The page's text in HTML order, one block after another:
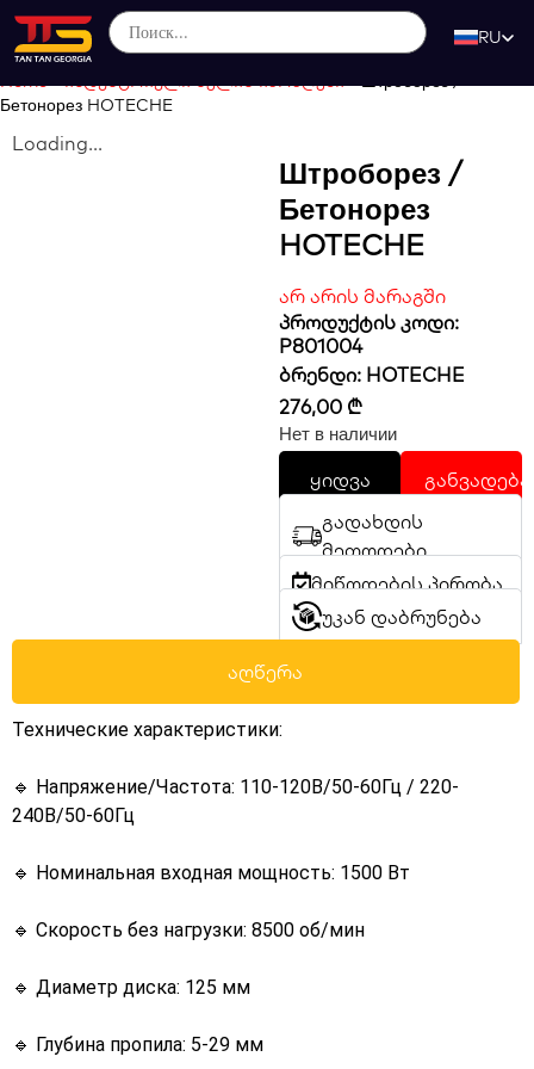
RU
Бетонорез HOTECHE
Loading...
Штроборез /
Бетонорез
HOTECHE
არ არის მარაგში
პროდუქტის კოდი:
P801004
ბრენდი: HOTECHE
276,00 ₾
Нет в наличии
ყიდვა
განვადება
გადახდის
მეთოდები
მიწოდების პირობა
უკან დაბრუნება
აღწერა
Технические характеристики:
🔹 Напряжение/Частота: 110-120В/50-60Гц / 220-
240В/50-60Гц
🔹 Номинальная входная мощность: 1500 Вт
🔹 Скорость без нагрузки: 8500 об/мин
🔹 Диаметр диска: 125 мм
🔹 Глубина пропила: 5-29 мм